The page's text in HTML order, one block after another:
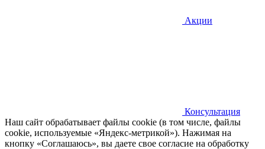
Акции
Консультация
Наш сайт обрабатывает файлы cookie (в том числе, файлы
cookie, используемые «Яндекс-метрикой»). Нажимая на
кнопку «Соглашаюсь», вы даете свое согласие на обработку